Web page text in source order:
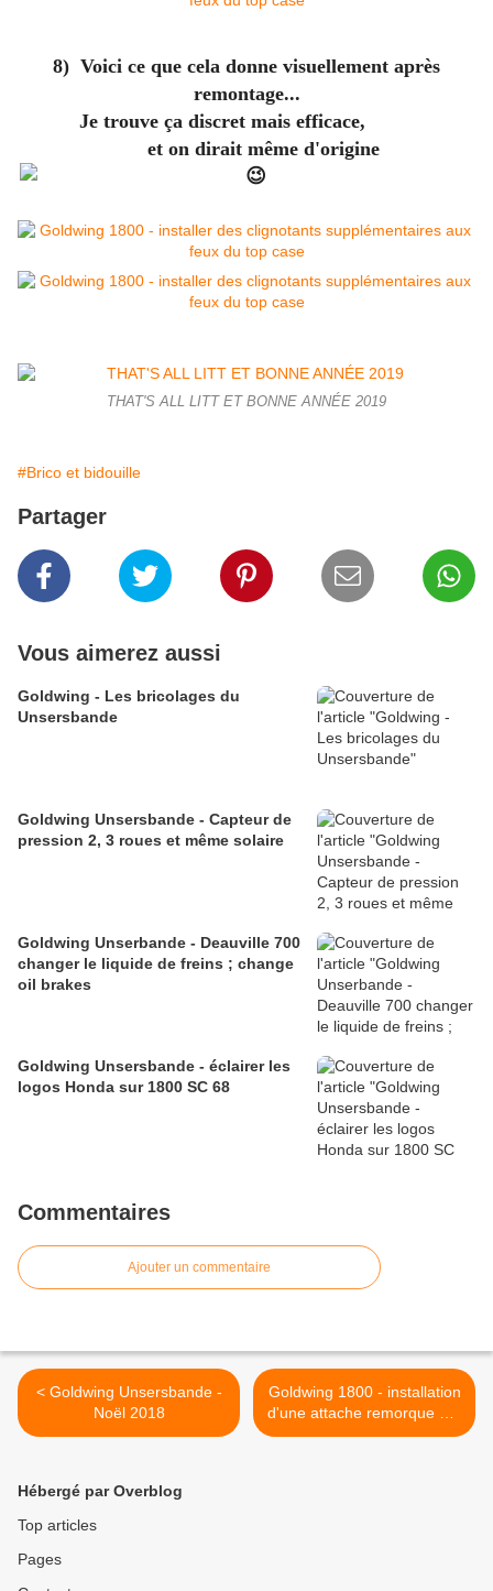
8) Voici ce que cela donne visuellement après
remontage...
Je trouve ça discret mais efficace,
et on dirait même d'origine
THAT'S ALL LITT ET BONNE ANNÉE 2019
#Brico et bidouille
Partager
Vous aimerez aussi
Goldwing - Les bricolages du
Unsersbande
Goldwing Unsersbande - Capteur de
pression 2, 3 roues et même solaire
Goldwing Unserbande - Deauville 700
changer le liquide de freins ; change
oil brakes
Goldwing Unsersbande - éclairer les
logos Honda sur 1800 SC 68
Commentaires
Ajouter un commentaire
< Goldwing Unsersbande -
Noël 2018
Goldwing 1800 - installation
d'une attache remorque 45-
1806 (Gold 2002) >
Hébergé par Overblog
Top articles
Pages